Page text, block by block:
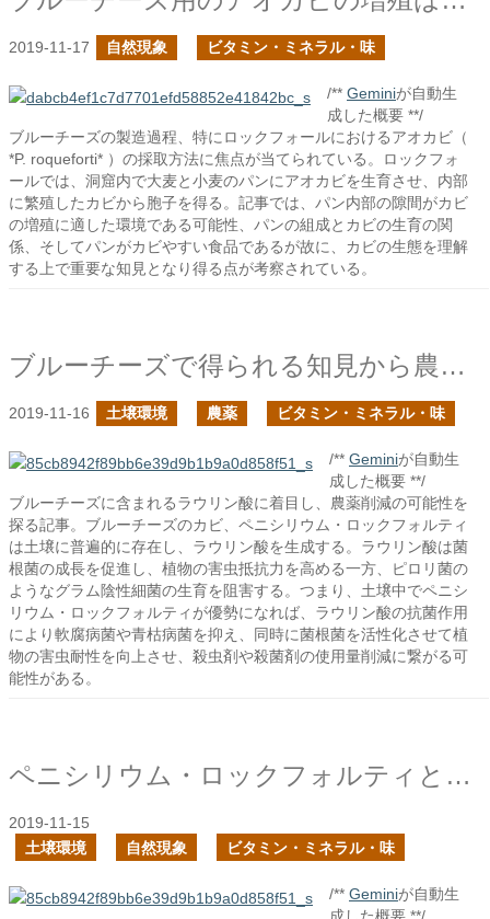
2019-11-17 自然現象 ビタミン・ミネラル・味
/** Geminiが自動生
成した概要 **/
ブルーチーズの製造過程、特にロックフォールにおけるアオカビ（
*P. roqueforti* ）の採取方法に焦点が当てられている。ロックフォ
ールでは、洞窟内で大麦と小麦のパンにアオカビを生育させ、内部
に繁殖したカビから胞子を得る。記事では、パン内部の隙間がカビ
の増殖に適した環境である可能性、パンの組成とカビの生育の関
係、そしてパンがカビやすい食品であるが故に、カビの生態を理解
する上で重要な知見となり得る点が考察されている。
ブルーチーズで得られる知見から農薬の使用量削減を探る
2019-11-16 土壌環境 農薬 ビタミン・ミネラル・味
/** Geminiが自動生
成した概要 **/
ブルーチーズに含まれるラウリン酸に着目し、農薬削減の可能性を
探る記事。ブルーチーズのカビ、ペニシリウム・ロックフォルティ
は土壌に普遍的に存在し、ラウリン酸を生成する。ラウリン酸は菌
根菌の成長を促進し、植物の害虫抵抗力を高める一方、ピロリ菌の
ようなグラム陰性細菌の生育を阻害する。つまり、土壌中でペニシ
リウム・ロックフォルティが優勢になれば、ラウリン酸の抗菌作用
により軟腐病菌や青枯病菌を抑え、同時に菌根菌を活性化させて植
物の害虫耐性を向上させ、殺虫剤や殺菌剤の使用量削減に繋がる可
能性がある。
ペニシリウム・ロックフォルティとラウリン酸と菌根菌
2019-11-15
土壌環境
自然現象 ビタミン・ミネラル・味
/** Geminiが自動生